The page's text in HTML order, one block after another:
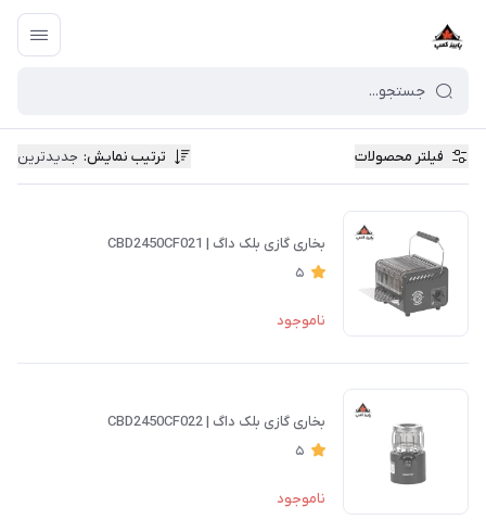
فیلتر محصولات ترتیب نمایش: جدیدترین
بخاری گازی بلک داگ | CBD2450CF021
5
ناموجود
بخاری گازی بلک داگ | CBD2450CF022
5
ناموجود